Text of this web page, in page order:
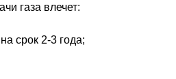
газа влечет:
срок 2-3 года;